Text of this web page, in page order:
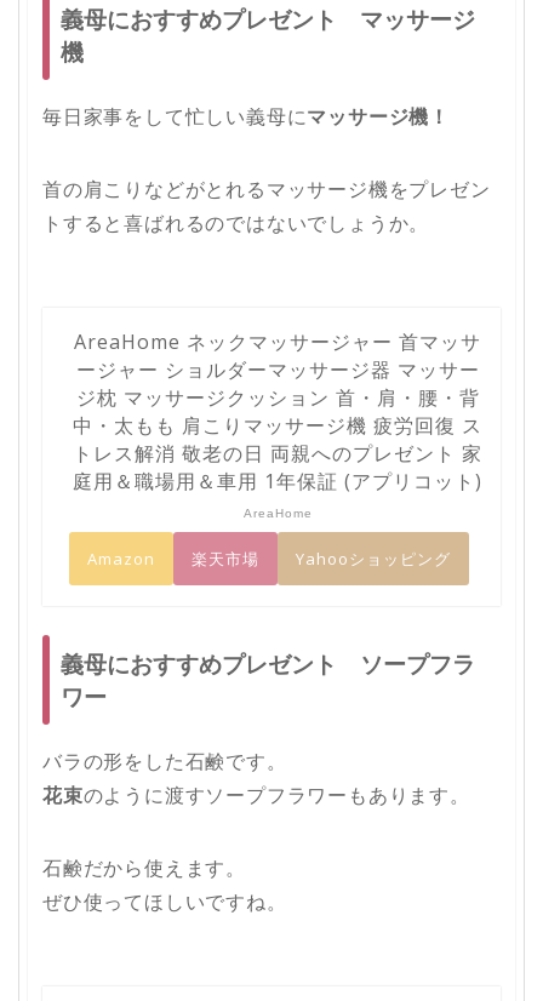
義母におすすめプレゼント マッサージ
機
毎日家事をして忙しい義母にマッサージ機！
首の肩こりなどがとれるマッサージ機をプレゼン
トすると喜ばれるのではないでしょうか。
AreaHome ネックマッサージャー 首マッサ
ージャー ショルダーマッサージ器 マッサー
ジ枕 マッサージクッション 首・肩・腰・背
中・太もも 肩こりマッサージ機 疲労回復 ス
トレス解消 敬老の日 両親へのプレゼント 家
庭用＆職場用＆車用 1年保証 (アプリコット)
AreaHome
Amazon 楽天市場 Yahooショッピング
義母におすすめプレゼント ソープフラ
ワー
バラの形をした石鹸です。
花束のように渡すソープフラワーもあります。
石鹸だから使えます。
ぜひ使ってほしいですね。